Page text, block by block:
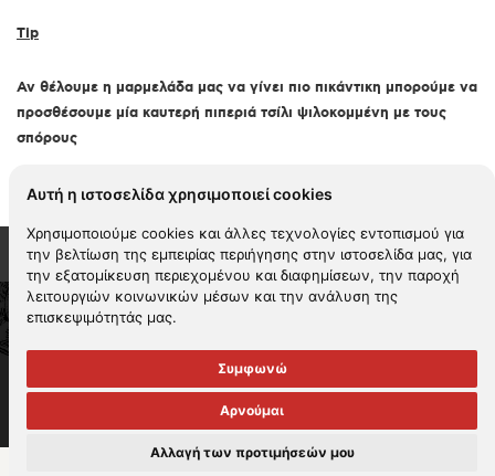
Αυτή η ιστοσελίδα χρησιμοποιεί cookies
Χρησιμοποιούμε cookies και άλλες τεχνολογίες εντοπισμού για
την βελτίωση της εμπειρίας περιήγησης στην ιστοσελίδα μας, για
την εξατομίκευση περιεχομένου και διαφημίσεων, την παροχή
λειτουργιών κοινωνικών μέσων και την ανάλυση της
επισκεψιμότητάς μας.
Συμφωνώ
Αρνούμαι
Αλλαγή των προτιμήσεών μου
Tip
Αν θέλουμε η μαρμελάδα μας να γίνει πιο πικάντικη μπορούμε να
προσθέσουμε μία καυτερή πιπεριά τσίλι ψιλοκομμένη με τους
σπόρους
2026 KYKNOS. All rights reserved -
απορρήτου-Πολιτική cookies-Περιβαλλοντική πολιτική
Πολιτική εταιρικής ηθικής
παρενόχλησης & Διαχείρισης καταγγελιών
ασφάλειας στην εργασία
RADIAL